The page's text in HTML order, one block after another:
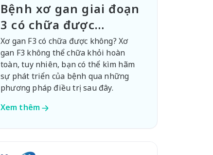
Bệnh xơ gan giai đoạn
3 có chữa được
không?
Xơ gan F3 có chữa được không? Xơ
gan F3 không thể chữa khỏi hoàn
toàn, tuy nhiên, bạn có thể kìm hãm
sự phát triển của bệnh qua những
phương pháp điều trị sau đây.
Xem thêm